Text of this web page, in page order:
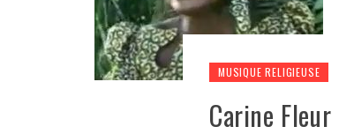
MUSIQUE RELIGIEUSE
Carine